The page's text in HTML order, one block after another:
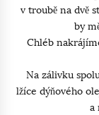
v troubě na dvě
by
Chléb
Na zálivku
lžíce dýňového
a